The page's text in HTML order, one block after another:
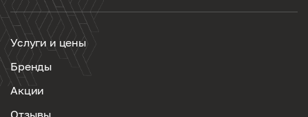
Услуги и цены
Бренды
Акции
Отзывы